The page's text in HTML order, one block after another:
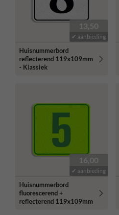
13,50
✔ aanbieding
Huisnummerbord
reflecterend 119x109mm
- Klassiek
16,00
✔ aanbieding
Huisnummerbord
fluorescerend +
reflecterend 119x109mm